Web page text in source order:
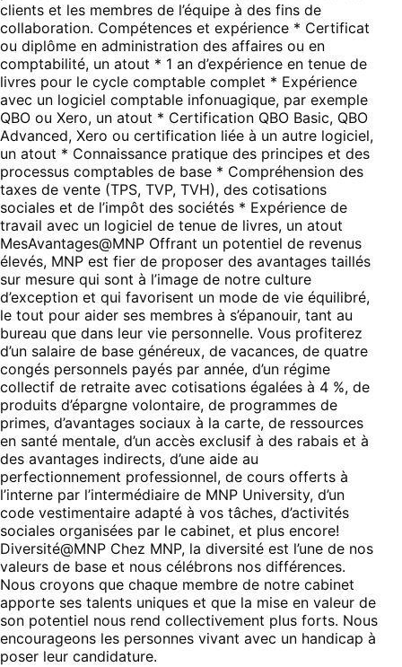
clients et les membres de l’équipe à des fins de
collaboration. Compétences et expérience * Certificat
ou diplôme en administration des affaires ou en
comptabilité, un atout * 1 an d’expérience en tenue de
livres pour le cycle comptable complet * Expérience
avec un logiciel comptable infonuagique, par exemple
QBO ou Xero, un atout * Certification QBO Basic, QBO
Advanced, Xero ou certification liée à un autre logiciel,
un atout * Connaissance pratique des principes et des
processus comptables de base * Compréhension des
taxes de vente (TPS, TVP, TVH), des cotisations
sociales et de l’impôt des sociétés * Expérience de
travail avec un logiciel de tenue de livres, un atout
MesAvantages@MNP Offrant un potentiel de revenus
élevés, MNP est fier de proposer des avantages taillés
sur mesure qui sont à l’image de notre culture
d’exception et qui favorisent un mode de vie équilibré,
le tout pour aider ses membres à s’épanouir, tant au
bureau que dans leur vie personnelle. Vous profiterez
d’un salaire de base généreux, de vacances, de quatre
congés personnels payés par année, d’un régime
collectif de retraite avec cotisations égalées à 4 %, de
produits d’épargne volontaire, de programmes de
primes, d’avantages sociaux à la carte, de ressources
en santé mentale, d’un accès exclusif à des rabais et à
des avantages indirects, d’une aide au
perfectionnement professionnel, de cours offerts à
l’interne par l’intermédiaire de MNP University, d’un
code vestimentaire adapté à vos tâches, d’activités
sociales organisées par le cabinet, et plus encore!
Diversité@MNP Chez MNP, la diversité est l’une de nos
valeurs de base et nous célébrons nos différences.
Nous croyons que chaque membre de notre cabinet
apporte ses talents uniques et que la mise en valeur de
son potentiel nous rend collectivement plus forts. Nous
encourageons les personnes vivant avec un handicap à
poser leur candidature.